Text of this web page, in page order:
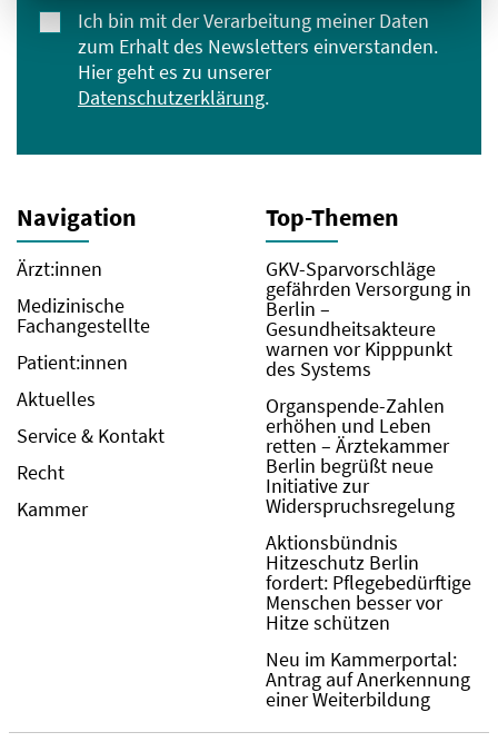
Ich bin mit der Verarbeitung meiner Daten
zum Erhalt des Newsletters einverstanden.
Hier geht es zu unserer
Datenschutzerklärung.
Navigation
Ärzt:innen
Medizinische
Fachangestellte
Patient:innen
Aktuelles
Service & Kontakt
Recht
Kammer
Top-Themen
GKV-Sparvorschläge
gefährden Versorgung in
Berlin –
Gesundheitsakteure
warnen vor Kipppunkt
des Systems
Organspende-Zahlen
erhöhen und Leben
retten – Ärztekammer
Berlin begrüßt neue
Initiative zur
Widerspruchsregelung
Aktionsbündnis
Hitzeschutz Berlin
fordert: Pflegebedürftige
Menschen besser vor
Hitze schützen
Neu im Kammerportal:
Antrag auf Anerkennung
einer Weiterbildung